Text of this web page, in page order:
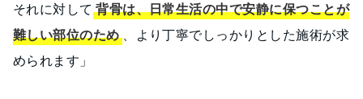
それに対して 背骨は、日常生活の中で安静に保つことが
難しい部位のため
、より丁寧でしっかりとした施術が求
められます」